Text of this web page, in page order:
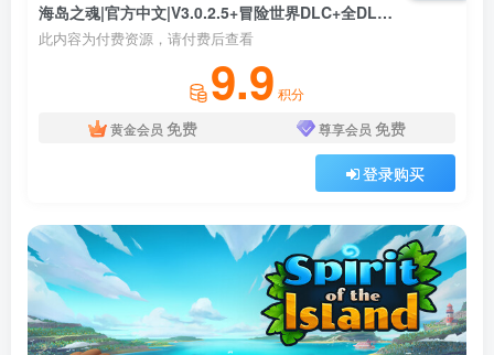
海岛之魂|官方中文|V3.0.2.5+冒险世界DLC+全DLC-沙盒|解压即撸|
此内容为付费资源，请付费后查看
9.9 积分
黄金会员 免费 尊享会员 免费
登录购买